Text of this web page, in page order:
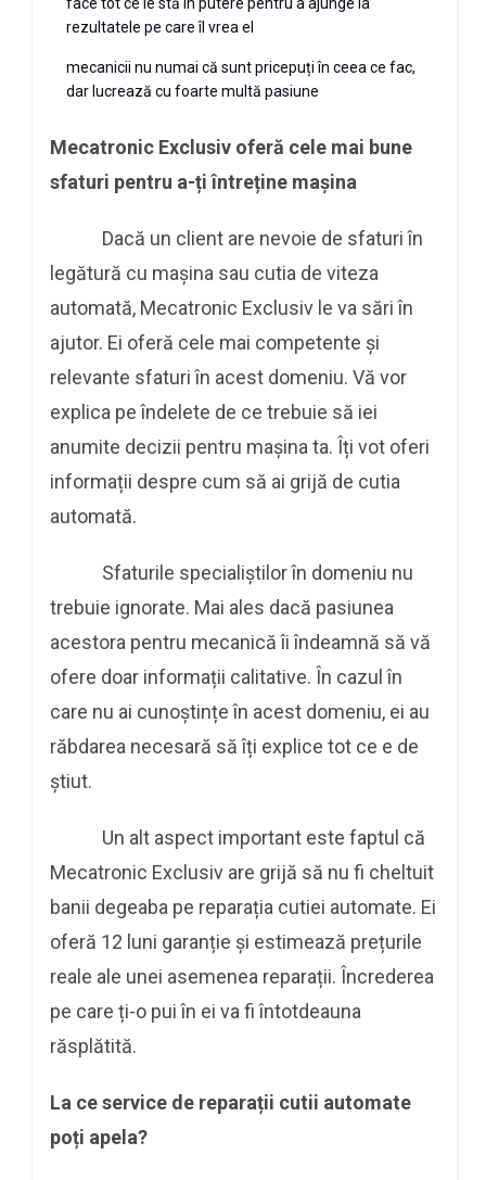
rezultatele pe care îl vrea el
mecanicii nu numai că sunt pricepuți în ceea ce fac,
dar lucrează cu foarte multă pasiune
Mecatronic Exclusiv oferă cele mai bune
sfaturi pentru a-ți întreține mașina
Dacă un client are nevoie de sfaturi în
legătură cu mașina sau cutia de viteza
automată, Mecatronic Exclusiv le va sări în
ajutor. Ei oferă cele mai competente și
relevante sfaturi în acest domeniu. Vă vor
explica pe îndelete de ce trebuie să iei
anumite decizii pentru mașina ta. Îți vot oferi
informații despre cum să ai grijă de cutia
automată.
Sfaturile specialiștilor în domeniu nu
trebuie ignorate. Mai ales dacă pasiunea
acestora pentru mecanică îi îndeamnă să vă
ofere doar informații calitative. În cazul în
care nu ai cunoștințe în acest domeniu, ei au
răbdarea necesară să îți explice tot ce e de
știut.
Un alt aspect important este faptul că
Mecatronic Exclusiv are grijă să nu fi cheltuit
banii degeaba pe reparația cutiei automate. Ei
oferă 12 luni garanție și estimează prețurile
reale ale unei asemenea reparații. Încrederea
pe care ți-o pui în ei va fi întotdeauna
răsplătită.
La ce service de reparații cutii automate
poți apela?